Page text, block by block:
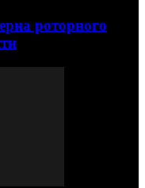
роторного